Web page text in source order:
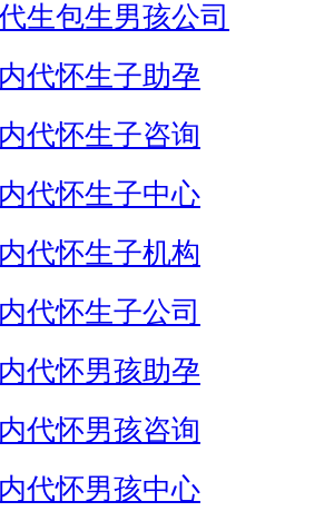
生包生男孩公司
代怀生子助孕
代怀生子咨询
代怀生子中心
代怀生子机构
代怀生子公司
代怀男孩助孕
代怀男孩咨询
代怀男孩中心